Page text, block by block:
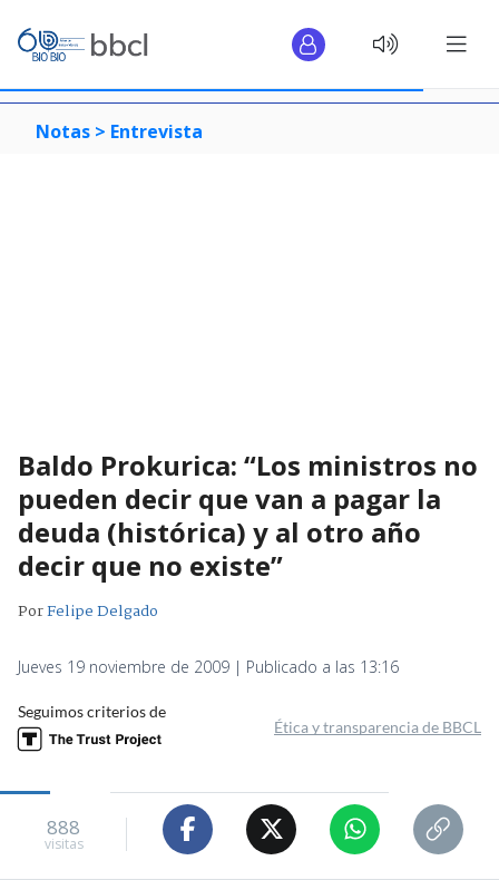
Notas > Entrevista
Baldo Prokurica: “Los ministros no
pueden decir que van a pagar la
deuda (histórica) y al otro año
decir que no existe”
PorFelipe Delgado
Jueves 19 noviembre de 2009 | Publicado a las 13:16
Seguimos criterios de
Ética y transparencia de BBCL
888
visitas